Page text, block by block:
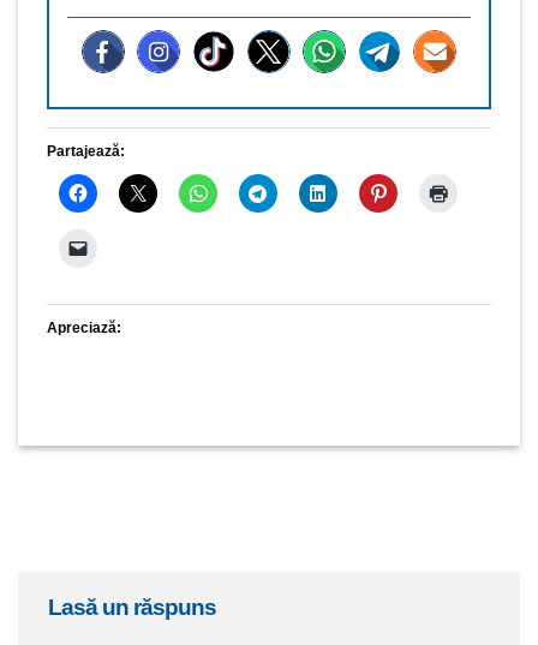
Partajează:
Apreciază:
lasă un răspuns